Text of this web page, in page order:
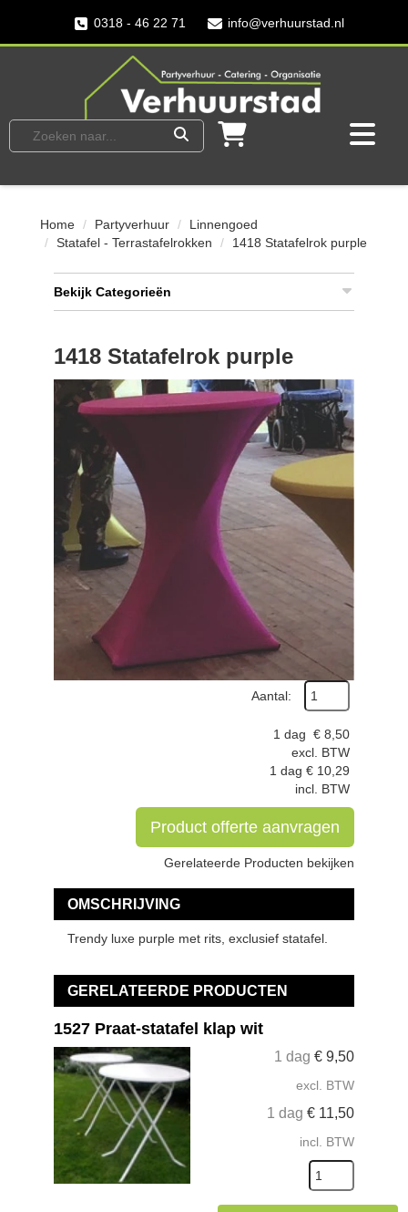
0318 - 46 22 71 info@verhuurstad.nl
Home Partyverhuur
Linnengoed
Statafel - Terrastafelrokken
1418 Statafelrok purple
Bekijk Categorieën
1418 Statafelrok purple
Aantal:
1 dag € 8,50
excl. BTW
1 dag € 10,29
incl. BTW
Product offerte aanvragen
Gerelateerde Producten bekijken
OMSCHRIJVING
Trendy luxe purple met rits, exclusief statafel.
GERELATEERDE PRODUCTEN
1527 Praat-statafel klap wit
1 dag € 9,50
excl. BTW
1 dag € 11,50
incl. BTW